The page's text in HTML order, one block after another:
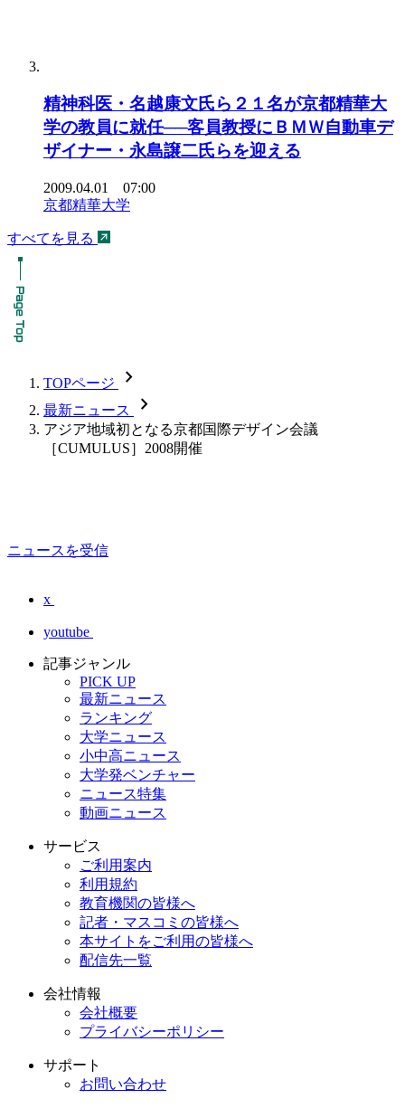
精神科医・名越康文氏ら２１名が京都精華大
学の教員に就任──客員教授にＢＭＷ自動車デ
ザイナー・永島譲二氏らを迎える
2009.04.01 07:00
京都精華大学
すべてを見る
TOPページ chevron_forward
最新ニュース chevron_forward
アジア地域初となる京都国際デザイン会議
［CUMULUS］2008開催
ニュースを受信
x
youtube
記事ジャンル
PICK UP
最新ニュース
ランキング
大学ニュース
小中高ニュース
大学発ベンチャー
ニュース特集
動画ニュース
サービス
ご利用案内
利用規約
教育機関の皆様へ
記者・マスコミの皆様へ
本サイトをご利用の皆様へ
配信先一覧
会社情報
会社概要
プライバシーポリシー
サポート
お問い合わせ